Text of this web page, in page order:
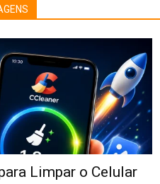
Limpar o Celular